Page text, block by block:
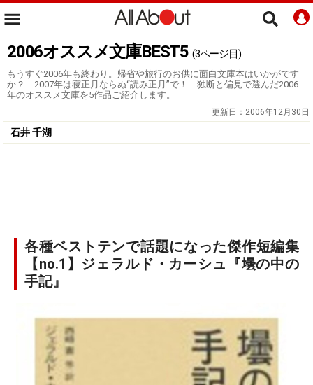
2006オススメ文庫BEST5 (3ページ目)
もうすぐ2006年も終わり。帰省や旅行のお供に面白文庫本はいかがです
か？ 2007年は寝正月ならぬ“読み正月”で！ 独断と偏見で選んだ2006
年のオススメ文庫を5作品ご紹介します。
更新日： 2006年12月30日
石井 千湖
各種ベストテンで話題になった傑作短編集
【no.1】ジェラルド・カーシュ『壜の中の
手記』